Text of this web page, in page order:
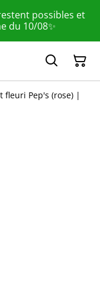
possibles et
du 10/08✨
fleuri Pep's (rose) |